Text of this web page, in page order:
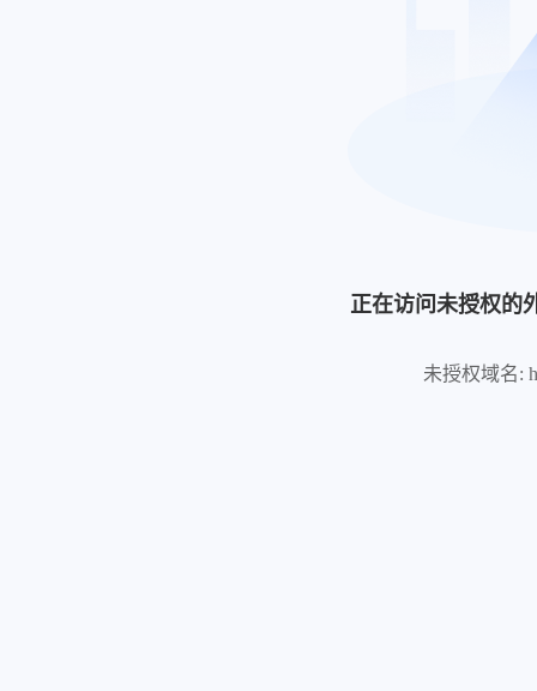
正在访问未授权的
未授权域名: